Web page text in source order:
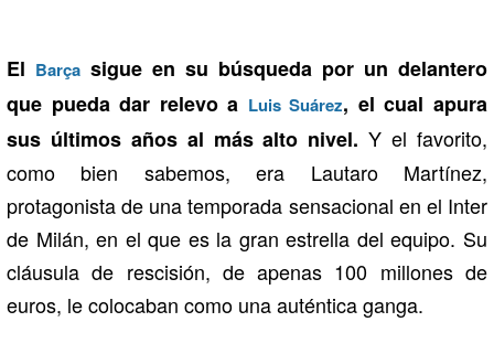
El Barça sigue en su búsqueda por un delantero
que pueda dar relevo a Luis Suárez, el cual apura
sus últimos años al más alto nivel. Y el favorito,
como bien sabemos, era Lautaro Martínez,
protagonista de una temporada sensacional en el Inter
de Milán, en el que es la gran estrella del equipo. Su
cláusula de rescisión, de apenas 100 millones de
euros, le colocaban como una auténtica ganga.